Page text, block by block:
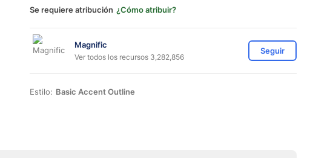
Se requiere atribución ¿Cómo atribuir?
Magnific
Ver todos los recursos 3,282,856
Seguir
Estilo: Basic Accent Outline